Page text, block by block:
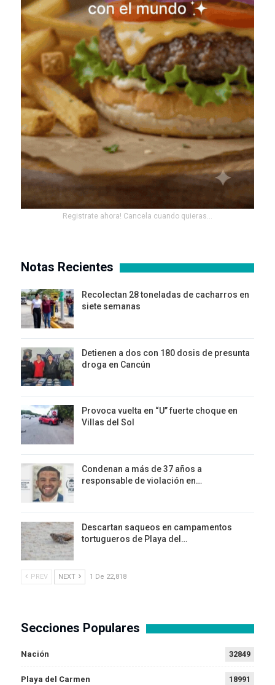
Registrate ahora! Cancela cuando quieras...
Notas Recientes
Recolectan 28 toneladas de cacharros en
siete semanas
Detienen a dos con 180 dosis de presunta
droga en Cancún
Provoca vuelta en “U” fuerte choque en
Villas del Sol
Condenan a más de 37 años a
responsable de violación en…
Descartan saqueos en campamentos
tortugueros de Playa del…
PREV NEXT 1 De 22,818
Secciones Populares
Nación 32849
Playa del Carmen 18991